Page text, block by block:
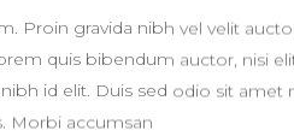
Proin gravida nibh vel velit
quis bibendum auctor, nisi
id elit. Duis sed odio sit amet
Morbi accumsan